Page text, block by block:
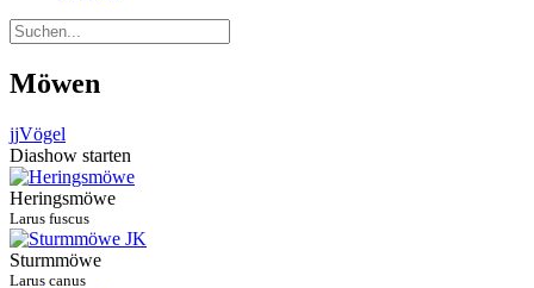
Möwen
jjVögel
Diashow starten
Heringsmöwe
Larus fuscus
Sturmmöwe
Larus canus